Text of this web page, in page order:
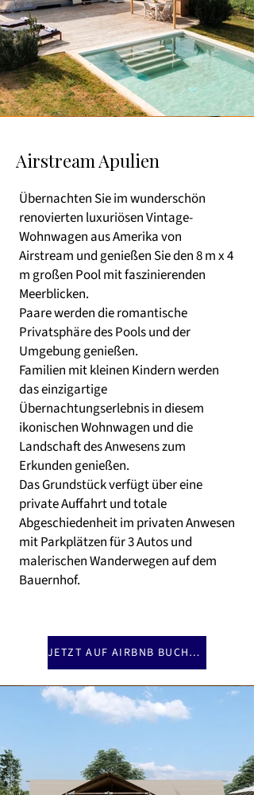
Airstream Apulien
Übernachten Sie im wunderschön
renovierten luxuriösen Vintage-
Wohnwagen aus Amerika von
Airstream und genießen Sie den 8 m x 4
m großen Pool mit faszinierenden
Meerblicken.
Paare werden die romantische
Privatsphäre des Pools und der
Umgebung genießen.
Familien mit kleinen Kindern werden
das einzigartige
Übernachtungserlebnis in diesem
ikonischen Wohnwagen und die
Landschaft des Anwesens zum
Erkunden genießen.
Das Grundstück verfügt über eine
private Auffahrt und totale
Abgeschiedenheit im privaten Anwesen
mit Parkplätzen für 3 Autos und
malerischen Wanderwegen auf dem
Bauernhof.
JETZT AUF AIRBNB BUCHEN